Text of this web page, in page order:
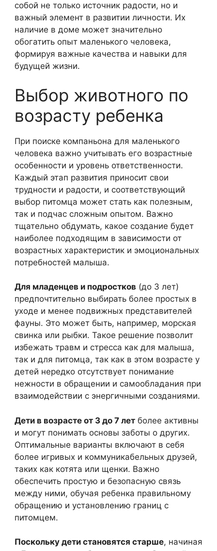
собой не только источник радости, но и
важный элемент в развитии личности. Их
наличие в доме может значительно
обогатить опыт маленького человека,
формируя важные качества и навыки для
будущей жизни.
Выбор животного по
возрасту ребенка
При поиске компаньона для маленького
человека важно учитывать его возрастные
особенности и уровень ответственности.
Каждый этап развития приносит свои
трудности и радости, и соответствующий
выбор питомца может стать как полезным,
так и подчас сложным опытом. Важно
тщательно обдумать, какое создание будет
наиболее подходящим в зависимости от
возрастных характеристик и эмоциональных
потребностей малыша.
Для младенцев и подростков (до 3 лет)
предпочтительно выбирать более простых в
уходе и менее подвижных представителей
фауны. Это может быть, например, морская
свинка или рыбки. Такое решение позволит
избежать травм и стресса как для малыша,
так и для питомца, так как в этом возрасте у
детей нередко отсутствует понимание
нежности в обращении и самообладания при
взаимодействии с энергичными созданиями.
Дети в возрасте от 3 до 7 лет более активны
и могут понимать основы заботы о других.
Оптимальные варианты включают в себя
более игривых и коммуникабельных друзей,
таких как котята или щенки. Важно
обеспечить простую и безопасную связь
между ними, обучая ребенка правильному
обращению и установлению границ с
питомцем.
Поскольку дети становятся старше, начиная